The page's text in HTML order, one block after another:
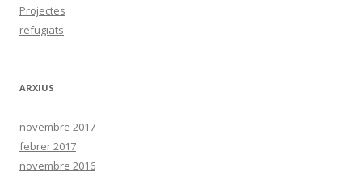
Projectes
refugiats
ARXIUS
novembre 2017
febrer 2017
novembre 2016